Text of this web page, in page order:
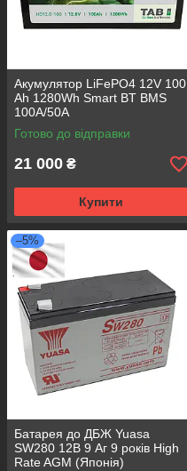
Акумулятор LiFePO4 12V 100
Ah 1280Wh Smart BT BMS
100A/50А
Готово до відправки
21 000 ₴
Купити
–5%
Батарея до ДБЖ Yuasa
SW280 12В 9 Аг 9 років High
Rate AGM (Японія)